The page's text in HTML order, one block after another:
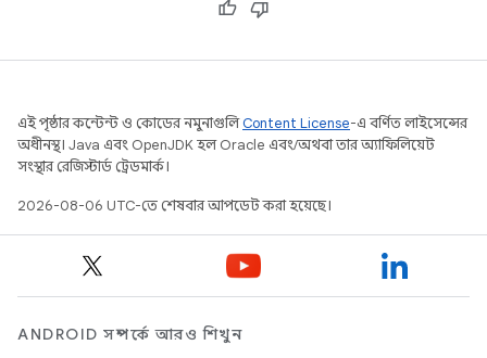
এই পৃষ্ঠার কন্টেন্ট ও কোডের নমুনাগুলিContent License-এ বর্ণিত লাইসেন্সের
অধীনস্থ। Java এবং OpenJDK হল Oracle এবং/অথবা তার অ্যাফিলিয়েট
সংস্থার রেজিস্টার্ড ট্রেডমার্ক।
2026-08-06 UTC-তে শেষবার আপডেট করা হয়েছে।
ANDROID সম্পর্কে আরও শিখুন